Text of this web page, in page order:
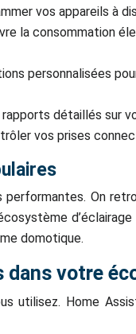
vos appareils à
la consommation
personnalisées
rapports détaillés sur
vos prises
On
domotique.
dans votre
utilisez. Home